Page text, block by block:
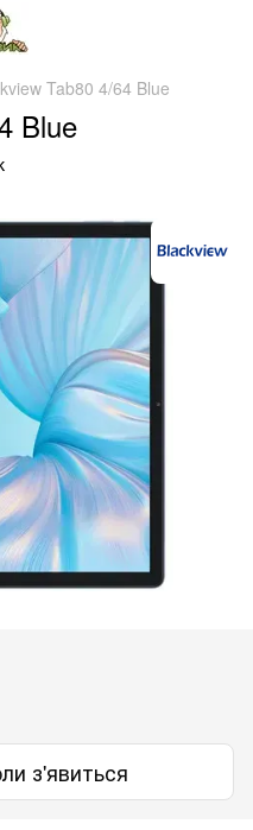
Tab80 4/64 Blue
Blue
з'явиться